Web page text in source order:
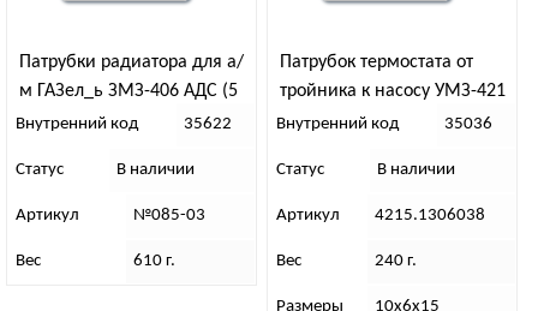
Патрубки радиатора для а/
м ГАЗел_ь ЗМЗ-406 АДС (5
шт)
Внутренний код 35622
Статус В наличии
Артикул №085-03
Вес 610 г.
Патрубок термостата от
тройника к насосу УМЗ-421
Внутренний код 35036
Статус В наличии
Артикул 4215.1306038
Вес 240 г.
Размеры 10х6х15